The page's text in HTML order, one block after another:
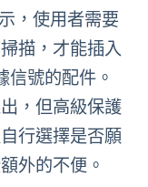
，使用者需要
描，才能插入
信號的配件。
，但高級保護
行選擇是否願
外的不便。